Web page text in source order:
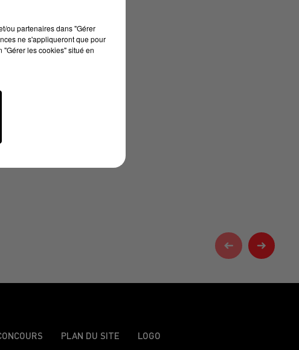
PLAN DU SITE LOGO
ou partenaires dans "Gérer
ne s'appliqueront que pour
"Gérer les cookies" situé en